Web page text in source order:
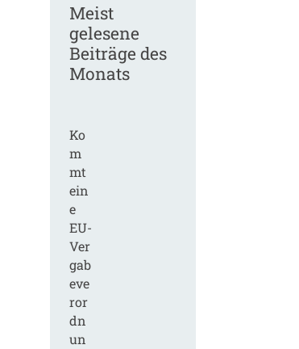
Meist
gelesene
Beiträge des
Monats
Ko
m
mt
ein
e
EU-
Ver
gab
eve
ror
dn
un